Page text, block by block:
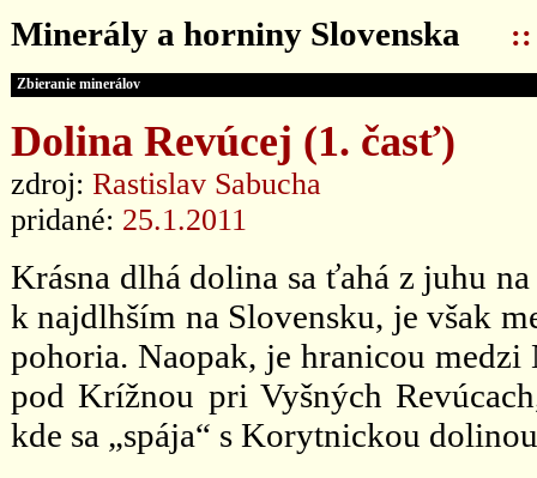
Minerály a horniny Slovenska ::
Zbieranie minerálov
Dolina Revúcej (1. časť)
zdroj: Rastislav Sabucha
pridané: 25.1.2011
Krásna dlhá dolina sa ťahá z juhu
k najdlhším na Slovensku, je však
pohoria. Naopak, je hranicou
pod Krížnou pri Vyšných
kde sa „spája“ s Korytnickou